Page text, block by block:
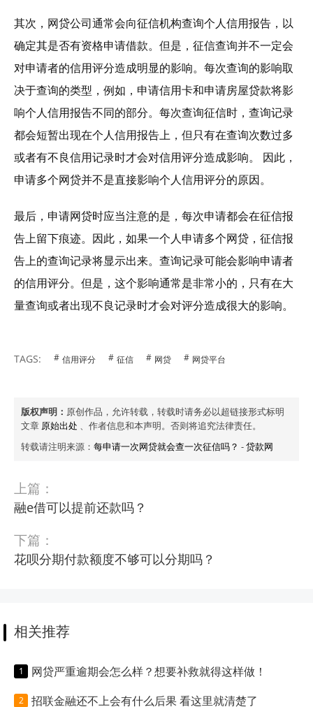
其次，网贷公司通常会向征信机构查询个人信用报告，以
确定其是否有资格申请借款。但是，征信查询并不一定会
对申请者的信用评分造成明显的影响。每次查询的影响取
决于查询的类型，例如，申请信用卡和申请房屋贷款将影
响个人信用报告不同的部分。每次查询征信时，查询记录
都会短暂出现在个人信用报告上，但只有在查询次数过多
或者有不良信用记录时才会对信用评分造成影响。 因此，
申请多个网贷并不是直接影响个人信用评分的原因。
最后，申请网贷时应当注意的是，每次申请都会在征信报
告上留下痕迹。因此，如果一个人申请多个网贷，征信报
告上的查询记录将显示出来。查询记录可能会影响申请者
的信用评分。但是，这个影响通常是非常小的，只有在大
量查询或者出现不良记录时才会对评分造成很大的影响。
TAGS: 信用评分 征信 网贷 网贷平台
版权声明： 原创作品，允许转载，转载时请务必以超链接形式标明
文章 原始出处 、作者信息和本声明。否则将追究法律责任。
转载请注明来源： 每申请一次网贷就会查一次征信吗？ -贷款网
上篇：
融e借可以提前还款吗？
下篇：
花呗分期付款额度不够可以分期吗？
相关推荐
网贷严重逾期会怎么样？想要补救就得这样做！
招联金融还不上会有什么后果 看这里就清楚了